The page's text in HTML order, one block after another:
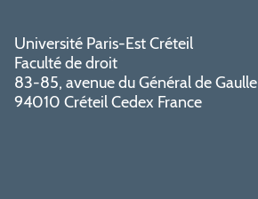
Université Paris-Est Créteil
Faculté de droit
83-85, avenue du Général de Gaulle
94010 Créteil Cedex France